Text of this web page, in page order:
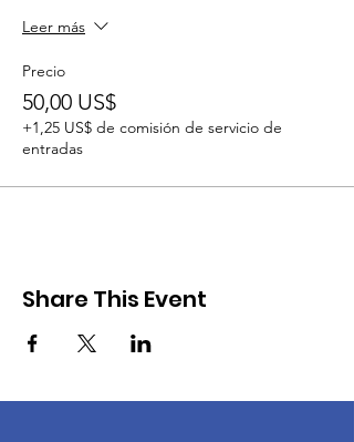
Leer más
Precio
50,00 US$
+1,25 US$ de comisión de servicio de
entradas
Share This Event